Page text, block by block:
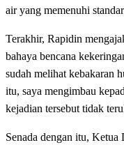
air yang memenuhi
Terakhir, Rapidin
bahaya bencana
sudah melihat kebakaran
itu, saya mengimbau
kejadian tersebut tidak
Senada dengan itu,